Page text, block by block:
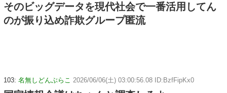
そのビッグデータを現代社会で一番活用してん
のが振り込め詐欺グループ匿流
103: 名無しどんぶらこ 2026/06/06(土) 03:00:56.08 ID:BzfFipKx0